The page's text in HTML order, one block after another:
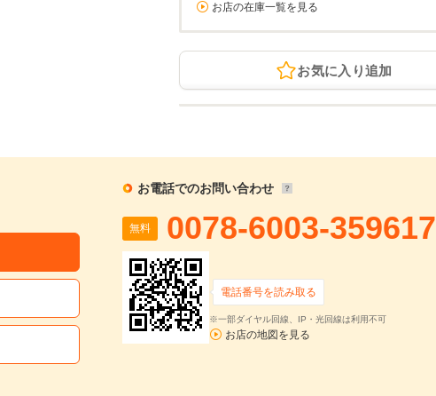
お店の在庫一覧を見る
お気に入り追加
お電話でのお問い合わせ
無料 0078-6003-359617
電話番号を読み取る
※一部ダイヤル回線、IP・光回線は利用不可
お店の地図を見る